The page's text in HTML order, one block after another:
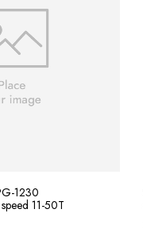
1230
11-50T